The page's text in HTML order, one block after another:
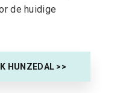
de huidige
HUNZEDAL >>